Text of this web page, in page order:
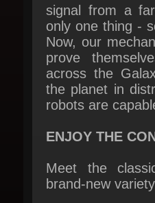
Now, our
prove
across the
the planet in
robots are
ENJOY THE
Meet the
Try out new